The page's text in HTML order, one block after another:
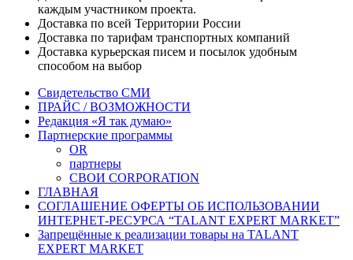
каждым участником проекта.
Доставка по всей Территории России
Доставка по тарифам транспортных компаний
Доставка курьерская писем и посылок удобным
способом на выбор
Свидетельство СМИ
ПРАЙС / ВОЗМОЖНОСТИ
Редакция «Я так думаю»
Партнерские программы
OR
партнеры
СВОИ CORPORATION
ГЛАВНАЯ
СОГЛАШЕНИЕ ОФЕРТЫ ОБ ИСПОЛЬЗОВАНИИ
ИНТЕРНЕТ-РЕСУРСА “TALANT EXPERT MARKET”
Запрещённые к реализации товары на TALANT
EXPERT MARKET